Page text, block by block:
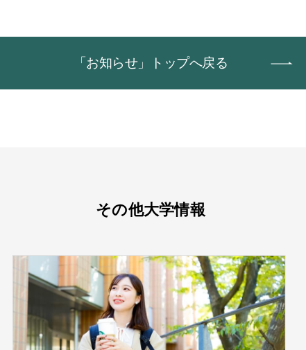
「お知らせ」トップへ戻る
その他大学情報